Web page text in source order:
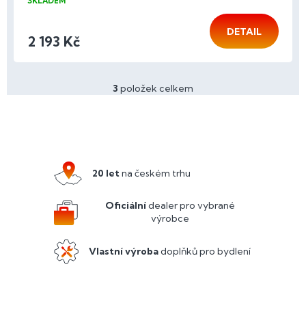
2 193 Kč
DETAIL
O
c
p
r
v
y
3 položek celkem
20 letna českém trhu
Oficiálnídealer pro vybrané
výrobce
Vlastní výrobadoplňků pro bydlení